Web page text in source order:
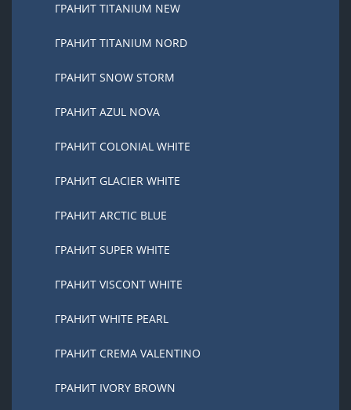
ГРАНИТ TITANIUM NEW
ГРАНИТ TITANIUM NORD
ГРАНИТ SNOW STORM
ГРАНИТ AZUL NOVA
ГРАНИТ COLONIAL WHITE
ГРАНИТ GLACIER WHITE
ГРАНИТ ARCTIC BLUE
ГРАНИТ SUPER WHITE
ГРАНИТ VISCONT WHITE
ГРАНИТ WHITE PEARL
ГРАНИТ CREMA VALENTINO
ГРАНИТ IVORY BROWN